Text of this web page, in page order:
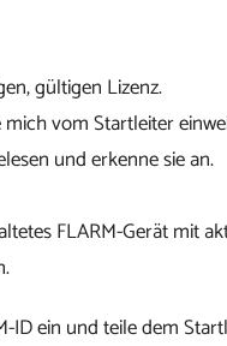
gültigen Lizenz.
vom Startleiter
und erkenne sie an.
FLARM-Gerät mit
ein und teile dem